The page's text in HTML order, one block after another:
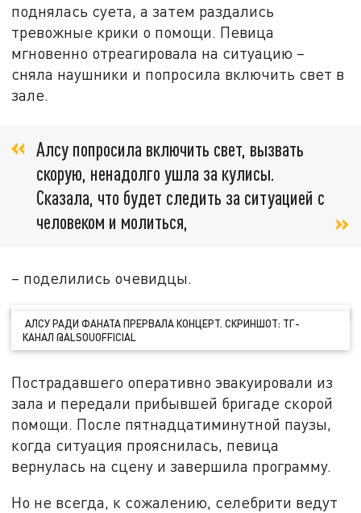
поднялась суета, а затем раздались
тревожные крики о помощи. Певица
мгновенно отреагировала на ситуацию –
сняла наушники и попросила включить свет в
зале.
Алсу попросила включить свет, вызвать
скорую, ненадолго ушла за кулисы.
Сказала, что будет следить за ситуацией с
человеком и молиться,
– поделились очевидцы.
АЛСУ РАДИ ФАНАТА ПРЕРВАЛА КОНЦЕРТ. СКРИНШОТ: ТГ-
КАНАЛ @ALSOUOFFICIAL
Пострадавшего оперативно эвакуировали из
зала и передали прибывшей бригаде скорой
помощи. После пятнадцатиминутной паузы,
когда ситуация прояснилась, певица
вернулась на сцену и завершила программу.
Но не всегда, к сожалению, селебрити ведут